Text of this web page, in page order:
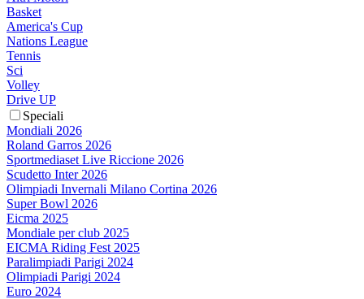
Basket
America's Cup
Nations League
Tennis
Sci
Volley
Drive UP
Speciali
Mondiali 2026
Roland Garros 2026
Sportmediaset Live Riccione 2026
Scudetto Inter 2026
Olimpiadi Invernali Milano Cortina 2026
Super Bowl 2026
Eicma 2025
Mondiale per club 2025
EICMA Riding Fest 2025
Paralimpiadi Parigi 2024
Olimpiadi Parigi 2024
Euro 2024